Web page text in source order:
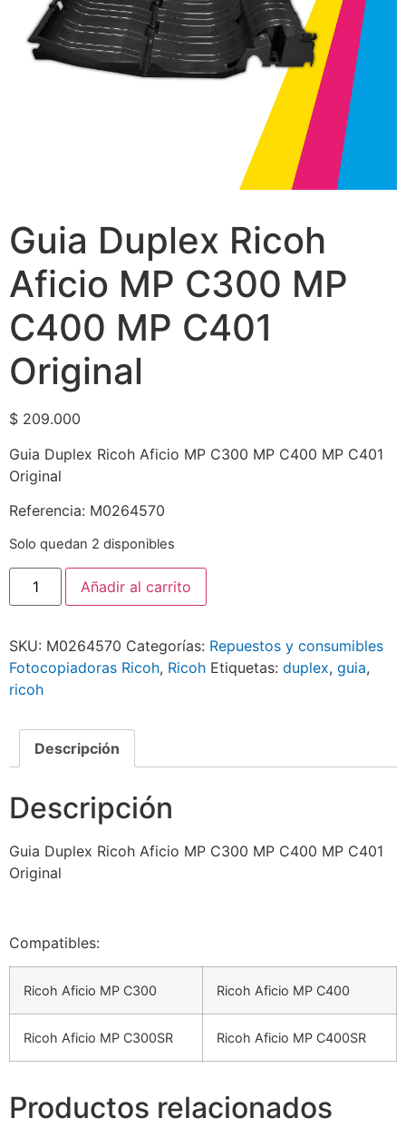
Guia Duplex Ricoh
Aficio MP C300 MP
C400 MP C401
Original
$ 209.000
Guia Duplex Ricoh Aficio MP C300 MP C400 MP C401
Original
Referencia: M0264570
Solo quedan 2 disponibles
Añadir al carrito
SKU: M0264570 Categorías: Repuestos y consumibles
Fotocopiadoras Ricoh, Ricoh Etiquetas: duplex, guia,
ricoh
Descripción
Descripción
Guia Duplex Ricoh Aficio MP C300 MP C400 MP C401
Original
Compatibles:
Ricoh Aficio MP C300 Ricoh Aficio MP C400
Ricoh Aficio MP C300SR Ricoh Aficio MP C400SR
Productos relacionados